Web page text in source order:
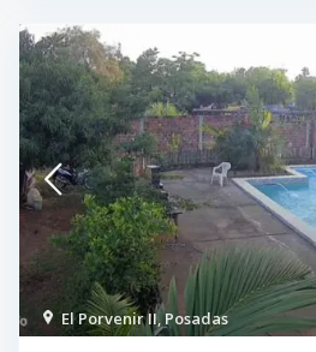
El Porvenir II,Posadas